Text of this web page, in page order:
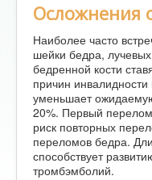
Осложнения
Наиболее часто
шейки бедра,
бедренной кости
причин
уменьшает
20%. Первый перелом
риск повторных
переломов бедра.
способствует
тромбэмболий.